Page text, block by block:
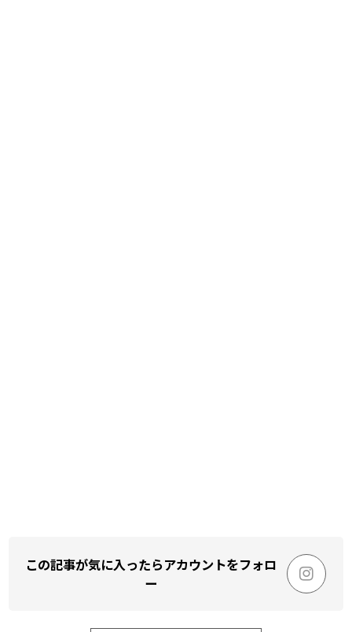
この記事が気に入ったらアカウントをフォロ
ー